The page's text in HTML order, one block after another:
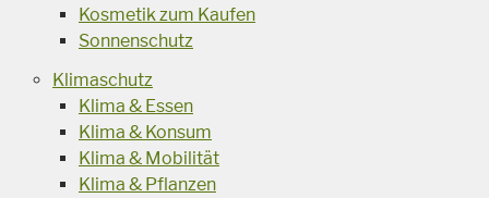
Kosmetik zum Kaufen
Sonnenschutz
Klimaschutz
Klima & Essen
Klima & Konsum
Klima & Mobilität
Klima & Pflanzen